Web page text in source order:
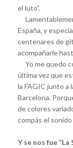
el luto”.
España, y
centenares de
acompañarle
Yo me quedo
última vez que
la FAGIC junto a
Barcelona.
de colores
compás el
Y se nos fue “La